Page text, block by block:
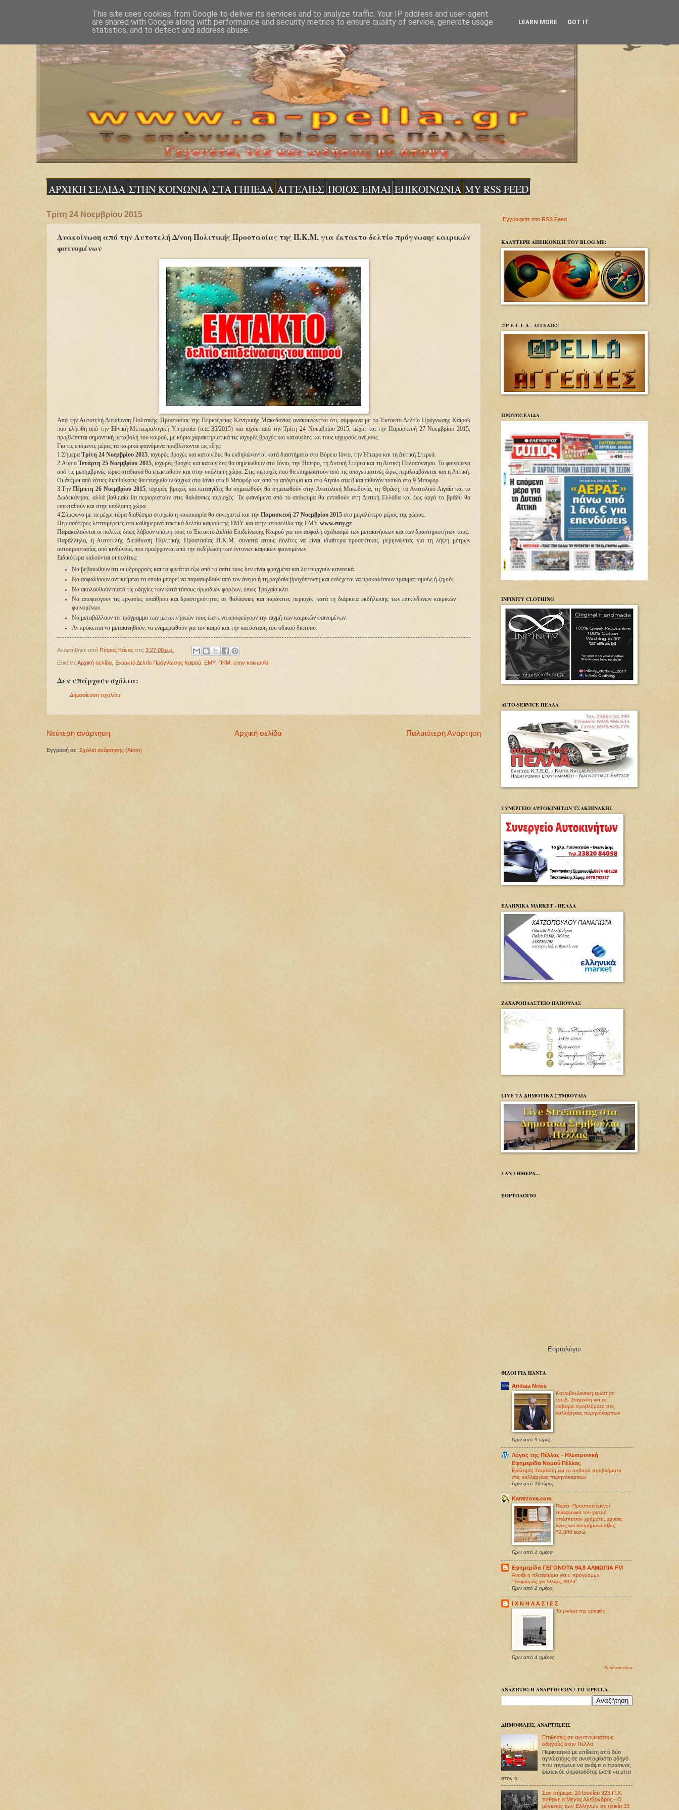
ΑΡΧΙΚΗ ΣΕΛΙΔΑ ΣΤΗΝ ΚΟΙΝΩΝΙΑ ΣΤΑ ΓΗΠΕΔΑ ΑΓΓΕΛΙΕΣ ΠΟΙΟΣ ΕΙΜΑΙ ΕΠΙΚΟΙΝΩΝΙΑ MY RSS FEED
Τρίτη 24 Νοεμβρίου 2015
Ανακοίνωση από την Αυτοτελή Δ/νση Πολιτικής Προστασίας της Π.Κ.Μ. για έκτακτο δελτίο πρόγνωσης καιρικών
φαινομένων
Από την Αυτοτελή Διεύθυνση Πολιτικής Προστασίας της Περιφέρειας Κεντρικής Μακεδονίας ανακοινώνεται ότι, σύμφωνα με το Έκτακτο Δελτίο Πρόγνωσης Καιρού
που ελήφθη από την Εθνική Μετεωρολογική Υπηρεσία (α.α: 35/2015) και ισχύει από την Τρίτη 24 Νοεμβρίου 2015, μέχρι και την Παρασκευή 27 Νοεμβρίου 2015,
προβλέπεται σημαντική μεταβολή του καιρού, με κύρια χαρακτηριστικά τις ισχυρές βροχές και καταιγίδες και τους ισχυρούς ανέμους.
Για τις επόμενες μέρες τα καιρικά φαινόμενα προβλέπονται ως εξής:
1.Σήμερα Τρίτη 24 Νοεμβρίου 2015, ισχυρές βροχές και καταιγίδες θα εκδηλώνονται κατά διαστήματα στο Βόρειο Ιόνιο, την Ήπειρο και τη Δυτική Στερεά.
2.ΑύριοΤετάρτη 25 Νοεμβρίου 2015, ισχυρές βροχές και καταιγίδες θα σημειωθούν στο Ιόνιο, την Ήπειρο, τη Δυτική Στερεά και τη Δυτική Πελοπόννησο. Τα φαινόμενα
από τις μεσημβρινές ώρες σταδιακά θα επεκταθούν και στην υπόλοιπη χώρα. Στις περιοχές που θα επηρεαστούν από τις απογευματινές ώρες περιλαμβάνεται και η Αττική.
Οι άνεμοι από νότιες διευθύνσεις θα ενισχυθούν αρχικά στο Ιόνιο στα 8 Μποφόρ και από το απόγευμα και στο Αιγαίο στα 8 και πιθανόν τοπικά στα 9 Μποφόρ.
3.ΤηνΠέμπτη 26 Νοεμβρίου 2015, ισχυρές βροχές και καταιγίδες θα σημειωθούν θα σημειωθούν στην Ανατολική Μακεδονία, τη Θράκη, το Ανατολικό Αιγαίο και τα
Δωδεκάνησα, αλλά βαθμιαία θα περιοριστούν στις θαλάσσιες περιοχές. Τα φαινόμενα από το απόγευμα θα ενταθούν στη Δυτική Ελλάδα και έως αργά το βράδυ θα
επεκταθούν και στην υπόλοιπη χώρα.
4.Σύμφωνα με τα μέχρι τώρα διαθέσιμα στοιχεία η κακοκαιρία θα συνεχιστεί και την Παρασκευή 27 Νοεμβρίου 2015 στο μεγαλύτερο μέρος της χώρας.
Περισσότερες λεπτομέρειες στα καθημερινά τακτικά δελτία καιρού της ΕΜΥ και στην ιστοσελίδα της ΕΜΥ www.emy.gr.
Παρακαλούνται οι πολίτες όπως λάβουν υπόψη τους το Έκτακτο Δελτίο Επιδείνωσης Καιρού για τον ασφαλή σχεδιασμό των μετακινήσεων και των δραστηριοτήτων τους.
Παράλληλα, η Αυτοτελής Διεύθυνση Πολιτικής Προστασίας Π.Κ.Μ. συνιστά στους πολίτες να είναι ιδιαίτερα προσεκτικοί, μεριμνώντας για τη λήψη μέτρων
αυτοπροστασίας από κινδύνους που προέρχονται από την εκδήλωση των έντονων καιρικών φαινομένων.
Ειδικότερα καλούνται οι πολίτες:
Να βεβαιωθούν ότι οι υδρορροές και τα φρεάτια έξω από το σπίτι τους δεν είναι φραγμένα και λειτουργούν κανονικά.
Να ασφαλίσουν αντικείμενα τα οποία μπορεί να παρασυρθούν από τον άνεμο ή τη ραγδαία βροχόπτωση και ενδέχεται να προκαλέσουν τραυματισμούς ή ζημιές.
Να ακολουθούν πιστά τις οδηγίες των κατά τόπους αρμοδίων φορέων, όπως Τροχαία κλπ.
Να αποφεύγουν τις εργασίες υπαίθρου και δραστηριότητες σε θαλάσσιες και παράκτιες περιοχές κατά τη διάρκεια εκδήλωσης των επικίνδυνων καιρικών
φαινομένων.
Να μεταβάλλουν το πρόγραμμα των μετακινήσεών τους ώστε να αποφεύγουν την αιχμή των καιρικών φαινομένων.
Αν πρόκειται να μετακινηθούν, να ενημερωθούν για τον καιρό και την κατάσταση του οδικού δικτύου.
Αναρτήθηκε από Πέτρος Κάνος στις 3:27:00 μ.μ.
ΕτικέτεςΑρχική σελίδα Έκτακτο Δελτίο Πρόγνωσης Καιρού ΕΜΥ, ΠΚΜ στην κοινωνία
Δεν υπάρχουν σχόλια:
Δημοσίευση σχολίου
Νεότερη ανάρτηση Παλαιότερη Ανάρτηση
Αρχική σελίδα
Εγγραφή σε: Σχόλια ανάρτησης (Atom)
Εγγραφείτε στο RSS Feed
ΚΑΛΥΤΕΡΗ ΑΠΕΙΚΟΝΙΣΗ ΤΟΥ BLOG ΜΕ:
@P E L L A - ΑΓΓΕΛΙΕΣ
ΠΡΩΤΟΣΕΛΙΔΑ
INFINITY CLOTHING
AUTO-SERVICE ΠΕΛΛΑ
ΣΥΝΕΡΓΕΙΟ ΑΥΤΟΚΙΝΗΤΩΝ ΤΣΑΚΠΙΝΑΚΗΣ
ΕΛΛΗΝΙΚΑ MARKET - ΠΕΛΛΑ
ΖΑΧΑΡΟΠΛΑΣΤΕΙΟ ΠΑΠΟΥΛΑΣ
LIVE ΤΑ ΔΗΜΟΤΙΚΑ ΣΥΜΒΟΥΛΙΑ
ΣΑΝ ΣΗΜΕΡΑ...
ΕΟΡΤΟΛΟΓΙΟ
Εορτολόγιο
ΦΙΛΟΙ ΓΙΑ ΠΑΝΤΑ
Aridaia News
Κοινοβουλευτική ερώτηση
του Δ. Σταμενίτη για τα
σοβαρά προβλήματα στις
καλλιέργειες πυρηνόκαρπων
Πριν από 9 ώρες
Λόγος της Πέλλας - Ηλεκτρονική
Εφημερίδα Νομού Πέλλας
Ερώτηση Σταμενίτη για τα σοβαρά προβλήματα
στις καλλιέργειες πυρηνόκαρπων
Πριν από 10 ώρες
Karatzova.com
Πιερία: Προσποιούμενοι
τηλεφωνικά τον γιατρό
απέσπασαν χρήματα, χρυσές
λίρες και κοσμήματα αξίας
72.000 ευρώ
Πριν από 1 ημέρα
Εφημερίδα ΓΕΓΟΝΟΤΑ 94,8 ΑΛΜΩΠΙΑ FM
Άνοιξε η πλατφόρμα για ο πρόγραμμα
"Τουρισμός για Όλους 2026"
Πριν από 1 ημέρα
Ι Χ Ν Η Λ Α Σ Ι Ε Σ
Τα μινόρε της γραφής
Πριν από 4 ημέρες
Εμφάνιση όλων
ΑΝΑΖΗΤΗΣΗ ΑΝΑΡΤΗΣΕΩΝ ΣΤΟ @PELLA
ΔΗΜΟΦΙΛΕΙΣ ΑΝΑΡΤΗΣΕΙΣ
Επιθέσεις σε ανυποψίαστους
οδηγούς στην Πέλλα
Περιστατικό με επίθεση από δύο
αγνώστους σε ανυποψίαστο οδηγό
που περίμενε να ανάψει ο πράσινος
φωτεινός σηματοδότης ώστε να μπει
στον ο...
Σαν σήμερα, 10 Ιουνίου 323 Π.Χ.
πέθανε ο Μέγας Αλέξανδρος - Ο
μέγιστος των Ελλήνων σε ηλικία 33
This site uses cookies from Google to deliver its services and to analyze traffic. Your IP address and user-agent
are shared with Google along with performance and security metrics to ensure quality of service, generate usage
statistics, and to detect and address abuse.
LEARN MORE GOT IT